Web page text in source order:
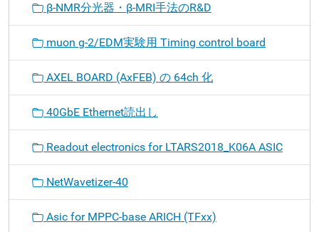
β-NMR分光器・β-MRI手法のR&D
muon g-2/EDM実験用 Timing control board
AXEL BOARD (AxFEB) の 64ch 化
40GbE Ethernet読出し
Readout electronics for LTARS2018_K06A ASIC
NetWavetizer-40
Asic for MPPC-base ARICH (TFxx)